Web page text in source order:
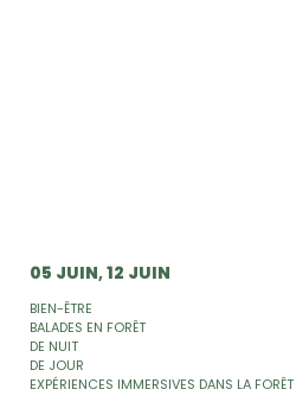
05 JUIN 12 JUIN
BIEN-ÊTRE
BALADES EN FORÊT
DE NUIT
DE JOUR
EXPÉRIENCES IMMERSIVES DANS LA FORÊT